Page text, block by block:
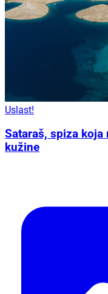
Uslast!
Sataraš, spiza
kužine